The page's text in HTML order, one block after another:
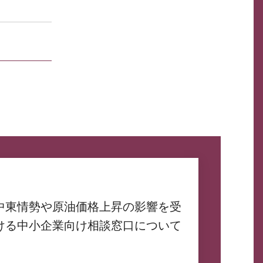
東情勢や原油価格上昇の影響を受
る中小企業向け相談窓口について